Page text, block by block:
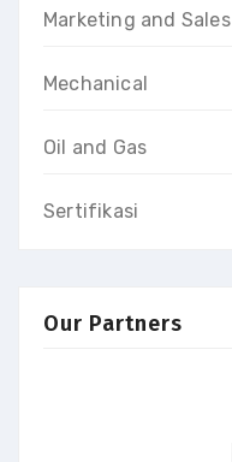
Marketing and Sales
Mechanical
Oil and Gas
Sertifikasi
Our Partners